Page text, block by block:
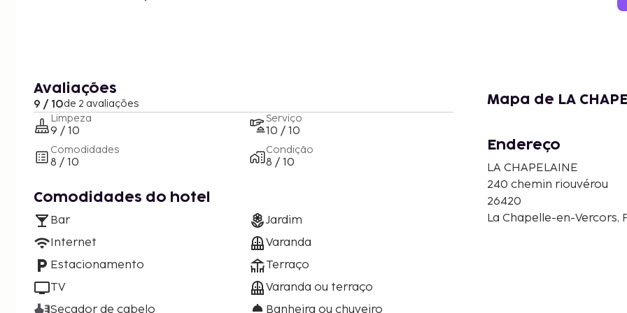
Avaliações
9 / 10de 2 avaliações
Limpeza
9 / 10
Comodidades
8 / 10
Serviço
10 / 10
Condição
8 / 10
Comodidades do hotel
Bar
Internet
Estacionamento
TV
Secador de cabelo
Jardim
Varanda
Terraço
Varanda ou terraço
Banheira ou chuveiro
Mapa de LA
Endereço
LA CHAPELAINE
240 chemin riouvérou
26420
La Chapelle-en-Vercors,